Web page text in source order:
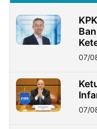
07/
07/